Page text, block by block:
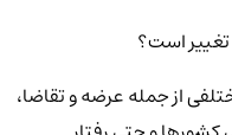
است؟
از جمله عرضه و تقاضا،